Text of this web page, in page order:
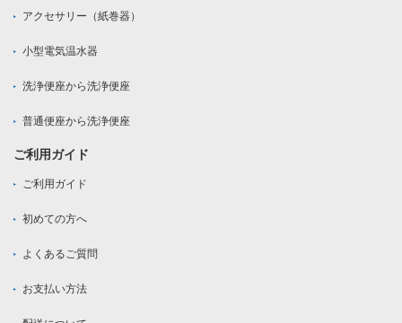
アクセサリー（紙巻器）
小型電気温水器
洗浄便座から洗浄便座
普通便座から洗浄便座
ご利用ガイド
ご利用ガイド
初めての方へ
よくあるご質問
お支払い方法